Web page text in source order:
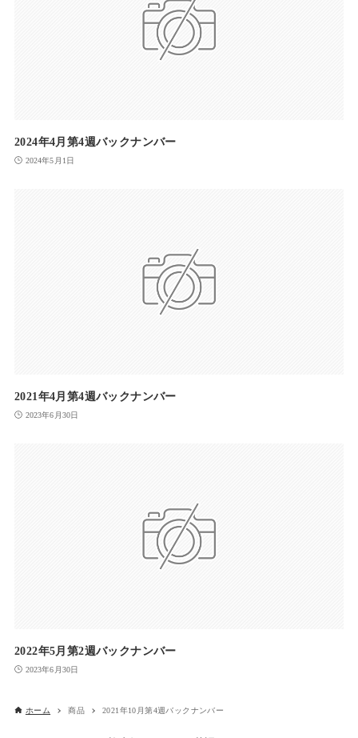
2024年4月第4週バックナンバー
2024年5月1日
2021年4月第4週バックナンバー
2023年6月30日
2022年5月第2週バックナンバー
2023年6月30日
ホーム 商品 2021年10月第4週バックナンバー